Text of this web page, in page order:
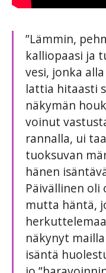
”Lämmin,
kalliopaasi ja
vesi, jonka
lattia hitaasti
näkymän
voinut
rannalla, ui
tuoksuvan
hänen
Päivällinen
mutta häntä,
näkynyt
isäntä